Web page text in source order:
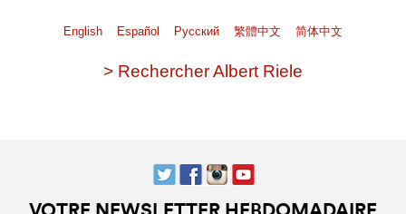
English Español Pусский 繁體中文 简体中文
> Rechercher Albert Riele